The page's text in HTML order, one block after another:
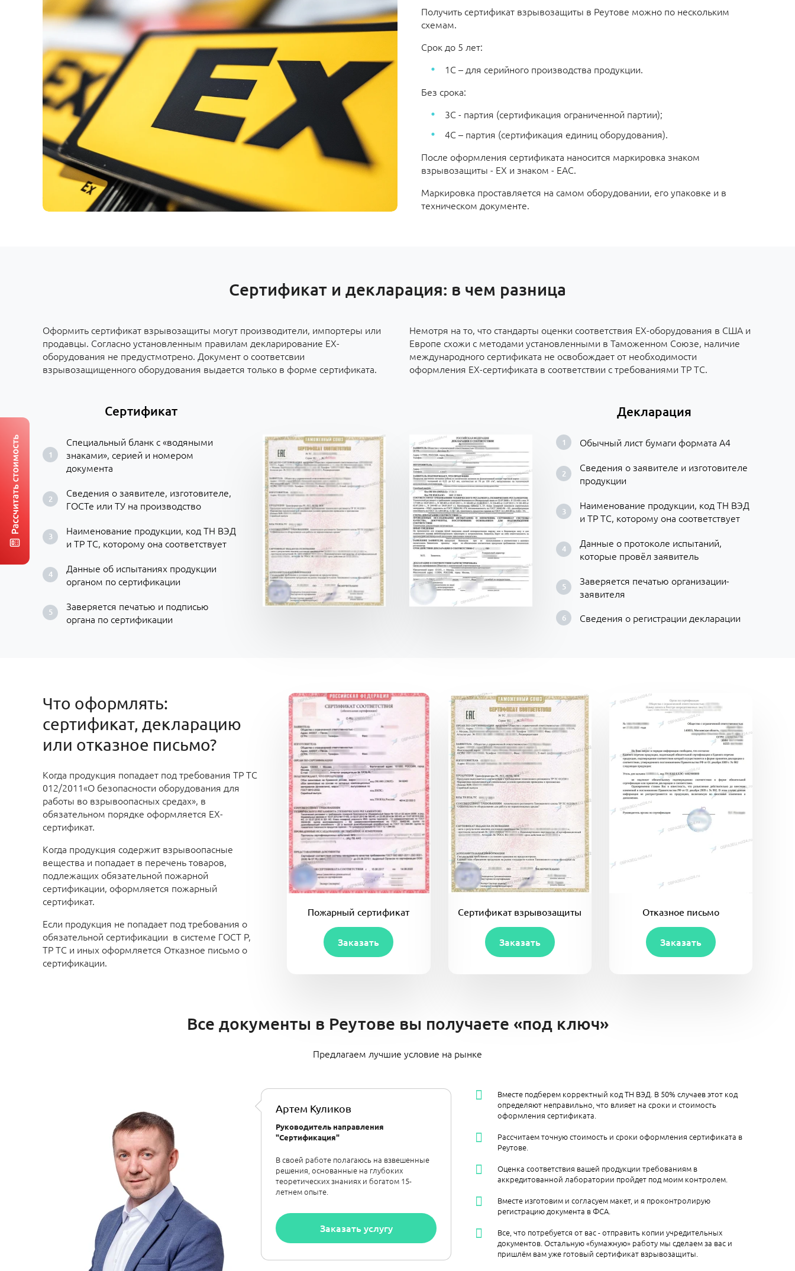
Получить сертификат взрывозащиты в Реутове можно по нескольким
схемам.
Срок до 5 лет:
1С – для серийного производства продукции.
Без срока:
3С - партия (сертификация ограниченной партии);
4С – партия (сертификация единиц оборудования).
После оформления сертификата наносится маркировка знаком
взрывозащиты - EX и знаком - ЕАС.
Маркировка проставляется на самом оборудовании, его упаковке и в
техническом документе.
Сертификат и декларация: в чем разница
Оформить сертификат взрывозащиты могут производители, импортеры или
продавцы. Согласно установленным правилам декларирование ЕХ-
оборудования не предустмотрено. Документ о соответсвии
взрывозащищенного оборудования выдается только в форме сертификата.
Немотря на то, что стандарты оценки соответствия ЕХ-оборудования в США и
Европе схожи с методами установленными в Таможенном Союзе, наличие
международного сертификата не освобождает от необходимости
оформления ЕХ-сертификата в соответствии с требованиями ТР ТС.
Сертификат
Специальный бланк с «водяными
знаками», серией и номером
документа
Сведения о заявителе, изготовителе,
ГОСТе или ТУ на производство
Наименование продукции, код ТН ВЭД
и ТР ТС, которому она соответствует
Данные об испытаниях продукции
органом по сертификации
Заверяется печатью и подписью
органа по сертификации
Декларация
Обычный лист бумаги формата А4
Сведения о заявителе и изготовителе
продукции
Наименование продукции, код ТН ВЭД
и ТР ТС, которому она соответствует
Данные о протоколе испытаний,
которые провёл заявитель
Заверяется печатью организации-
заявителя
Сведения о регистрации декларации
Что оформлять:
сертификат, декларацию
или отказное письмо?
Когда продукция попадает под требования ТР ТС
012/2011«О безопасности оборудования для
работы во взрывоопасных средах», в
обязательном порядке оформляется EX-
сертификат.
Когда продукция содержит взрывоопасные
вещества и попадает в перечень товаров,
подлежащих обязательной пожарной
сертификации, оформляется пожарный
сертификат.
Если продукция не попадает под требования о
обязательной сертификации в системе ГОСТ Р,
ТР ТС и иных оформляется Отказное письмо о
сертификации.
Пожарный сертификат
Заказать
Сертификат взрывозащиты
Заказать
Отказное письмо
Заказать
Все документы в Реутове вы получаете «под ключ»
Предлагаем лучшие условие на рынке
Артем Куликов
Руководитель направления
"Сертификация"
В своей работе полагаюсь на взвешенные
решения, основанные на глубоких
теоретических знаниях и богатом 15-
летнем опыте.
Заказать услугу
Вместе подберем корректный код ТН ВЭД. В 50% случаев этот код
определяют неправильно, что влияет на сроки и стоимость
оформления сертификата.
Рассчитаем точную стоимость и сроки оформления сертификата в
Реутове.
Оценка соответствия вашей продукции требованиям в
аккредитованной лаборатории пройдет под моим контролем.
Вместе изготовим и согласуем макет, и я проконтролирую
регистрацию документа в ФСА.
Все, что потребуется от вас - отправить копии учредительных
документов. Остальную «бумажную» работу мы сделаем за вас и
пришлём вам уже готовый сертификат взрывозащиты.